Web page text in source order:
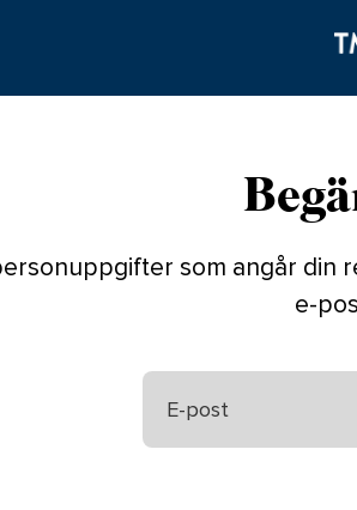
som angår
e-